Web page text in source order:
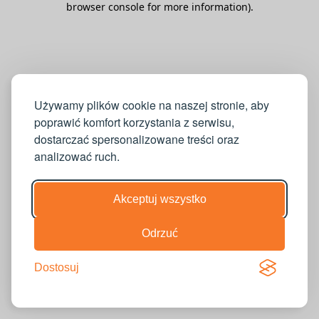
Używamy plików cookie na naszej stronie, aby
poprawić komfort korzystania z serwisu,
dostarczać spersonalizowane treści oraz
analizować ruch.
Akceptuj wszystko
Odrzuć
Dostosuj
browser console for more information).